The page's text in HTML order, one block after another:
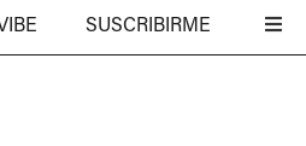
SUSCRIBIRME